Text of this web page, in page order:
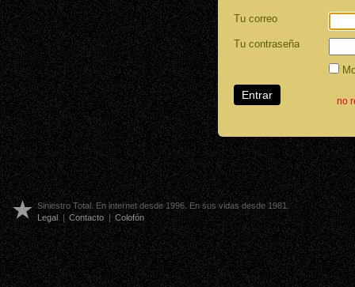
Tu correo
Tu contraseña
no
Siniestro Total. En internet desde 1996. En sus vidas desde 1981.
Legal | Contacto | Colofón